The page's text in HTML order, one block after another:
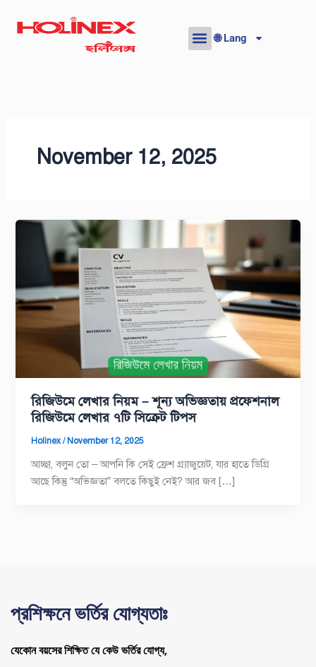
🌐 Lang
November 12, 2025
রিজিউমে লেখার নিয়ম – শূন্য অভিজ্ঞতায় প্রফেশনাল
রিজিউমে লেখার ৭টি সিক্রেট টিপস
Holinex/ November 12, 2025
আচ্ছা, বলুন তো – আপনি কি সেই ফ্রেশ গ্র্যাজুয়েট, যার হাতে ডিগ্রি
আছে কিন্তু “অভিজ্ঞতা” বলতে কিছুই নেই? আর জব […]
প্রশিক্ষনে ভর্তির যোগ্যতাঃ
যেকোন বয়সের শিক্ষিত যে কেউ ভর্তির যোগ্য,